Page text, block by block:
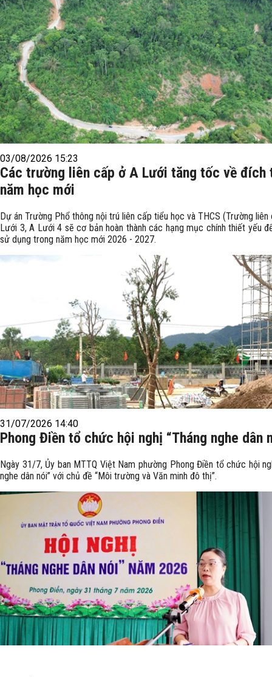
03/08/2026 15:23
Các trường liên cấp ở A Lưới tăng tốc về đích
năm học mới
Dự án Trường Phổ thông nội trú liên cấp tiểu học và THCS (Trường liên
Lưới 3, A Lưới 4 sẽ cơ bản hoàn thành các hạng mục chính thiết yếu
sử dụng trong năm học mới 2026 - 2027.
31/07/2026 14:40
Phong Điền tổ chức hội nghị “Tháng nghe dân
Ngày 31/7, Ủy ban MTTQ Việt Nam phường Phong Điền tổ chức hội
nghe dân nói” với chủ đề “Môi trường và Văn minh đô thị”.